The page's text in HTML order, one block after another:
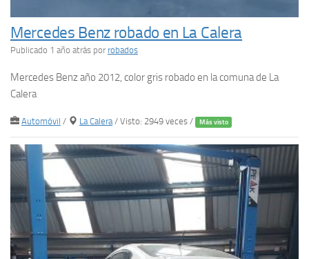
Mercedes Benz robado en La Calera
Publicado 1 año atrás por robados
Mercedes Benz año 2012, color gris robado en la comuna de La
Calera
Automóvil / La Calera / Visto: 2949 veces / Más visto